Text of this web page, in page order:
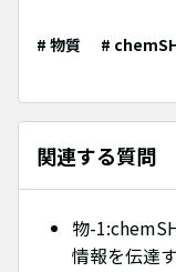
# 物質 #
関連する質問
物-
情報を伝達